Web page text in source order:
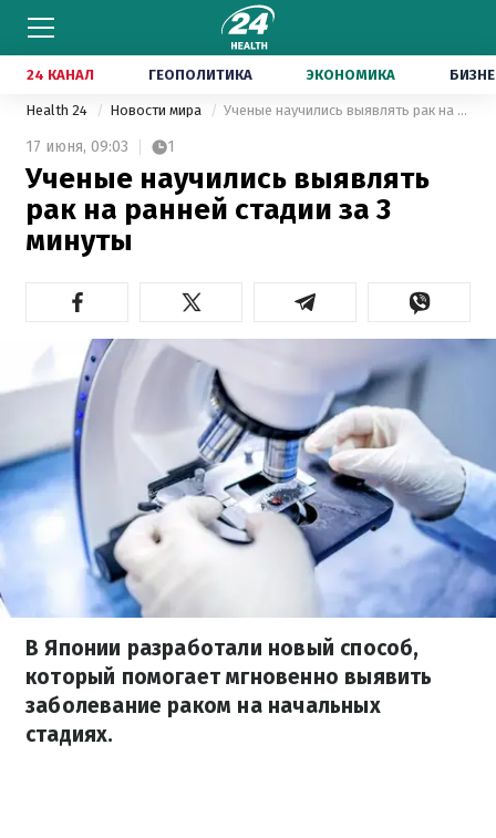
24 КАНАЛ ГЕОПОЛИТИКА ЭКОНОМИКА
Health 24 Новости мира Ученые научились выявлять рак на ранней стадии за 3 минуты
17 июня, 09:03 1
Ученые научились выявлять
рак на ранней стадии за 3
минуты
В Японии разработали новый способ,
который помогает мгновенно выявить
заболевание раком на начальных
стадиях.